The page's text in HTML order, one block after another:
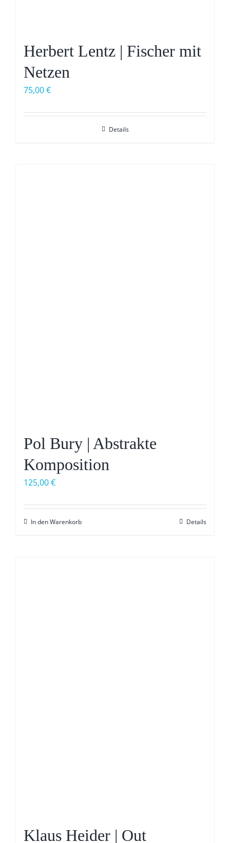
Herbert Lentz | Fischer mit
Netzen
75,00€
Details
Pol Bury | Abstrakte
Komposition
125,00€
In den Warenkorb Details
Klaus Heider | Out